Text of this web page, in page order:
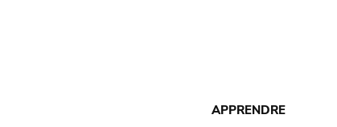
APPRENDRE